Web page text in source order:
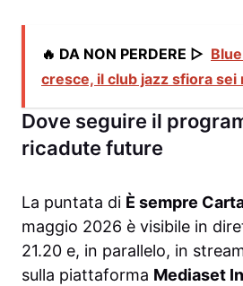
🔥 DA NON PERDERE ▷
cresce, il club jazz sfiora sei
Dove seguire il
ricadute future
La puntata di È sempre
maggio 2026 è visibile in
21.20 e, in parallelo, in
sulla piattaforma Mediaset